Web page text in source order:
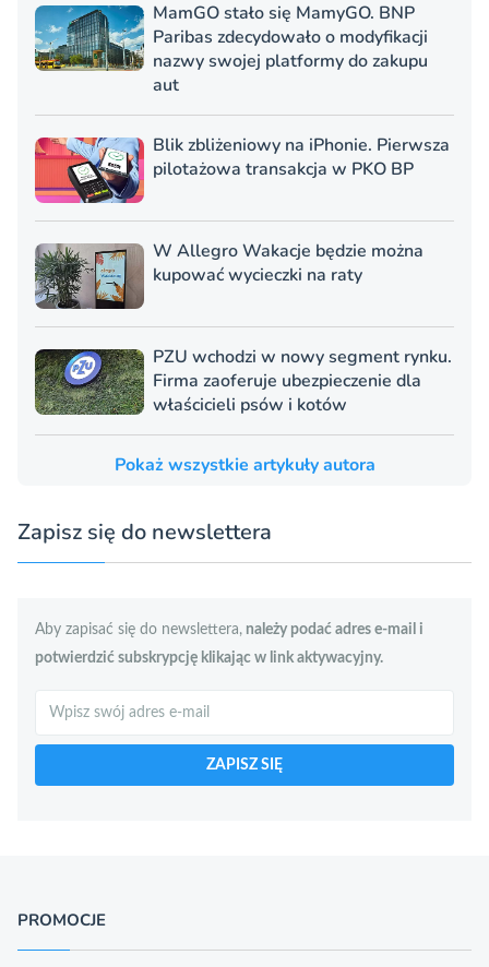
MamGO stało się MamyGO. BNP
Paribas zdecydowało o modyfikacji
nazwy swojej platformy do zakupu
aut
Blik zbliżeniowy na iPhonie. Pierwsza
pilotażowa transakcja w PKO BP
W Allegro Wakacje będzie można
kupować wycieczki na raty
PZU wchodzi w nowy segment rynku.
Firma zaoferuje ubezpieczenie dla
właścicieli psów i kotów
Pokaż wszystkie artykuły autora
Zapisz się do newslettera
Aby zapisać się do newslettera, należy podać adres e-mail i
potwierdzić subskrypcję klikając w link aktywacyjny.
Szukaj
ZAPISZ SIĘ
PROMOCJE